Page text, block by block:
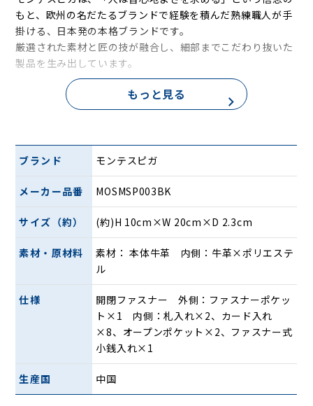
もと、欧州の名だたるブランドで経験を積んだ熟練職人が手
掛ける、日本発の本格ブランドです。
厳選された素材と匠の技が融合し、細部までこだわり抜いた
製品を生み出しています。
もっと見る
ブランド モンテスピガ
メーカー品番 MOSMSP003BK
サイズ（約） (約)H 10cm×W 20cm×D 2.3cm
素材・原材料
素材： 本体牛革 内側：牛革×ポリエステ
ル
仕様
開閉ファスナー 外側：ファスナーポケッ
ト×1 内側：札入れ×2、カード入れ
×8、オープンポケット×2、ファスナー式
小銭入れ×1
生産国 中国